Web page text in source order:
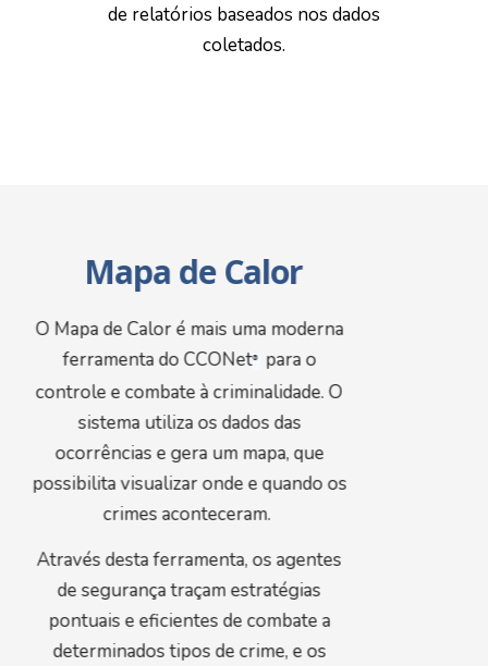
de relatórios baseados nos dados
coletados.
Mapa de Calor
O Mapa de Calor é mais uma moderna
ferramenta do CCONet®para o
controle e combate à criminalidade. O
sistema utiliza os dados das
ocorrências e gera um mapa, que
possibilita visualizar onde e quando os
crimes aconteceram.
Através desta ferramenta, os agentes
de segurança traçam estratégias
pontuais e eficientes de combate a
determinados tipos de crime, e os